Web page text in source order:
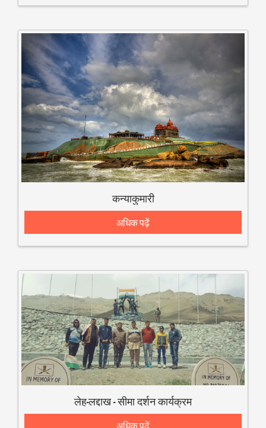
कन्याकुमारी
अधिक पढ़ें
लेह-लद्दाख – सीमा दर्शन कार्यक्रम
अधिक पढ़ें